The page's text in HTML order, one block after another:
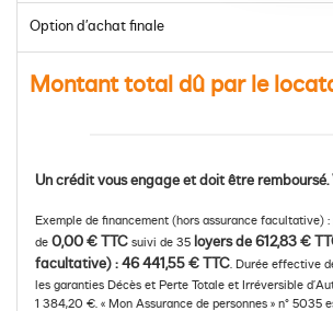
Option d’achat finale
Montant total dû par le
Un crédit vous engage et doit être
Exemple de financement (hors assurance
de 0,00 € TTC suivi de 35 loyers de 612,83 €
facultative) : 46 441,55 € TTC . Durée effective
les garanties Décès et Perte Totale et Irréversible
1 384,20 €. « Mon Assurance de personnes » n°